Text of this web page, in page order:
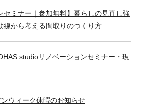
セミナー｜参加無料】暮らしの見直し強
から考える間取りのつくり方
studioリノベーションセミナー・現
ウィーク休暇のお知らせ